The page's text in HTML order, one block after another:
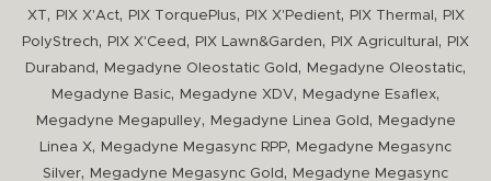
XT, PIX X'Act, PIX TorquePlus, PIX X'Pedient, PIX Thermal ,
PIX
PolyStrech, PIX X'Ceed , PIX Lawn&Garden, PIX Agricultural ,
PIX
Duraband , Megadyne Oleostatic Gold , Megadyne Oleostatic,
Megadyne Basic, Megadyne XDV, Megadyne Esaflex,
Megadyne Megapulley, Megadyne Linea Gold ,
Megadyne
Linea X, Megadyne Megasync RPP,
Megadyne Megasync
Silver, Megadyne Megasync Gold , Megadyne Megasync